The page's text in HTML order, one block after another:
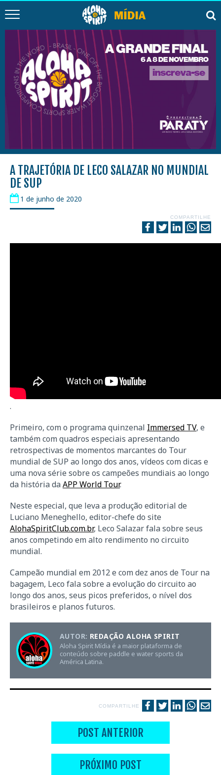
A TRAJETÓRIA DE LECO SALAZAR NO MUNDIAL
DE SUP
1 de junho de 2020
COMPARTILHE
.
Primeiro, com o programa quinzenal Immersed TV, e
também com quadros especiais apresentando
retrospectivas de momentos marcantes do Tour
mundial de SUP ao longo dos anos, vídeos com dicas e
uma nova série sobre os campeões mundiais ao longo
da história daAPP World Tour.
Neste especial, que leva a produção editorial de
Luciano Meneghello, editor-chefe do site
AlohaSpiritClub.com.br, Leco Salazar fala sobre seus
anos competindo em alto rendimento no circuito
mundial.
Campeão mundial em 2012 e com dez anos de Tour na
bagagem, Leco fala sobre a evolução do circuito ao
longo dos anos, seus picos preferidos, o nível dos
brasileiros e planos futuros.
AUTOR: REDAÇÃO ALOHA SPIRIT
Aloha Spirit Mídia é a maior plataforma de
conteúdo sobre paddle e water sports da
América Latina.
COMPARTILHE
POST ANTERIOR
PRÓXIMO POST